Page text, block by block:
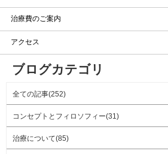
治療費のご案内
アクセス
ブログカテゴリ
全ての記事(252)
コンセプトとフィロソフィー(31)
治療について(85)